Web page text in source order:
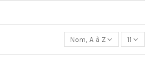
Nom, A à Z 11